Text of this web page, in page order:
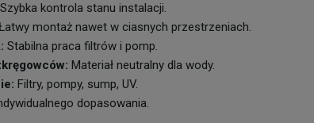
Szybka kontrola stanu instalacji.
montaż nawet w ciasnych przestrzeniach.
Stabilna praca filtrów i pomp.
Materiał neutralny dla wody.
Filtry, pompy, sump, UV.
dopasowania.